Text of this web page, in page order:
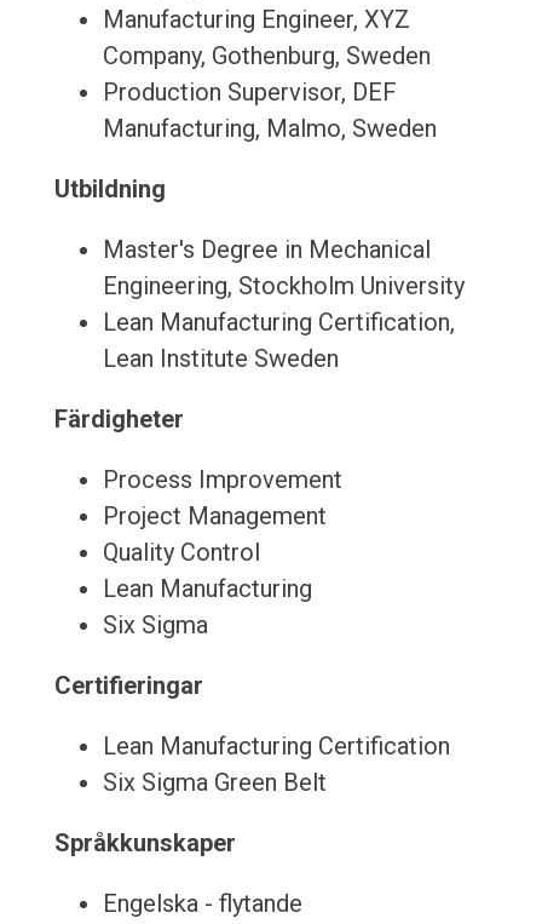
Manufacturing Engineer, XYZ
Company, Gothenburg, Sweden
Production Supervisor, DEF
Manufacturing, Malmo, Sweden
Utbildning
Master's Degree in Mechanical
Engineering, Stockholm University
Lean Manufacturing Certification,
Lean Institute Sweden
Färdigheter
Process Improvement
Project Management
Quality Control
Lean Manufacturing
Six Sigma
Certifieringar
Lean Manufacturing Certification
Six Sigma Green Belt
Språkkunskaper
Engelska - flytande